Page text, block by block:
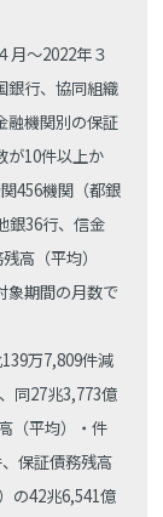
月～2022年３
銀行、協同組織
融機関別の保証
が10件以上か
456機関（都銀
銀36行、信金
高（平均）
象期間の月数で
万7,809件減
同27兆3,773億
（平均）・件
保証債務残高
の42兆6,541億